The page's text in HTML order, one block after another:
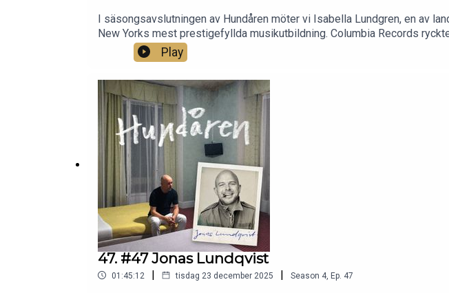
I säsongsavslutningen av Hundåren möter vi Isabella Lundgren, en av
New Yorks mest prestigefyllda musikutbildning. Columbia Records
snurrande scenen högst upp i Rockefeller Center. Men ett gränslöst liv
och skuldsatt återvände hon till Sverige. Hör Isabella berätta om
av STIM (@stimsweden)
Play
47. #47 Jonas Lundqvist
01:45:12 | tisdag 23 december 2025 | Season 4, Ep. 47